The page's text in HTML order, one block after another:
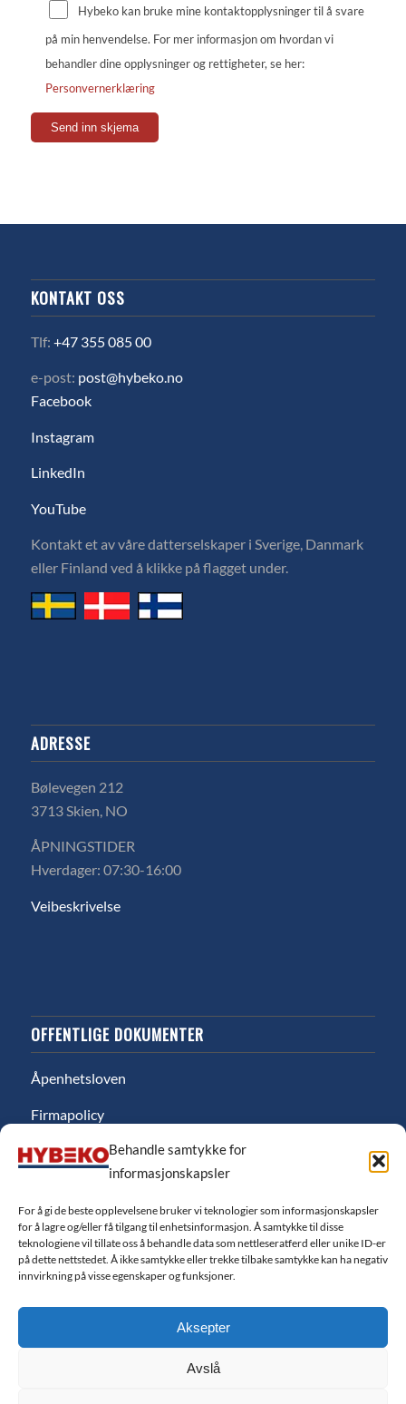
Behandle samtykke for
informasjonskapsler
For å gi de beste opplevelsene bruker vi teknologier som informasjonskapsler
for å lagre og/eller få tilgang til enhetsinformasjon. Å samtykke til disse
teknologiene vil tillate oss å behandle data som nettleseratferd eller unike ID-er
på dette nettstedet. Å ikke samtykke eller trekke tilbake samtykke kan ha negativ
innvirkning på visse egenskaper og funksjoner.
Aksepter
Avslå
Hybeko kan bruke mine kontaktopplysninger til å svare
på min henvendelse. For mer informasjon om hvordan vi
behandler dine opplysninger og rettigheter, se her:
Personvernerklæring
KONTAKT OSS
Tlf: +47 355 085 00
e-post: post@hybeko.no
Facebook
Instagram
LinkedIn
YouTube
Kontakt et av våre datterselskaper i Sverige, Danmark
eller Finland ved å klikke på flagget under.
ADRESSE
Bølevegen 212
3713 Skien, NO
ÅPNINGSTIDER
Hverdager: 07:30-16:00
Veibeskrivelse
OFFENTLIGE DOKUMENTER
Åpenhetsloven
Firmapolicy
Miljø
Likestillingsredgjørelse
Personvernerklæring
Salgsbetingelser